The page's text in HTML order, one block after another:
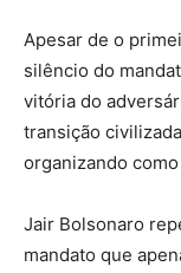
Apesar de o
silêncio do
vitória do
transição
organizando
Jair Bolsonaro
mandato que